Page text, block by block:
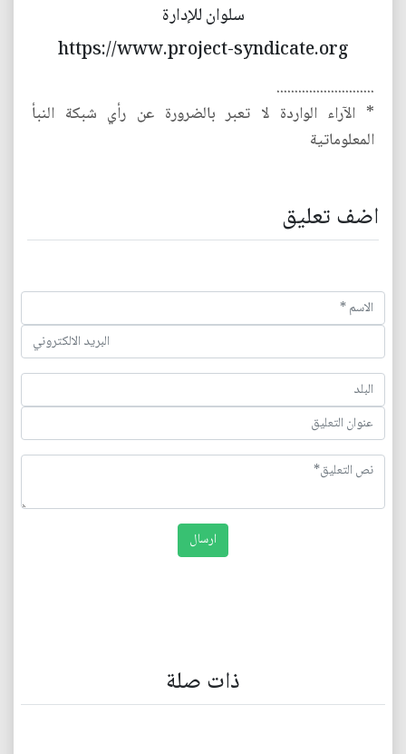
سلوان للإدارة
https://www.project-syndicate.org
...........................
* الآراء الواردة لا تعبر بالضرورة عن رأي شبكة النبأ
المعلوماتية
اضف تعليق
ذات صلة